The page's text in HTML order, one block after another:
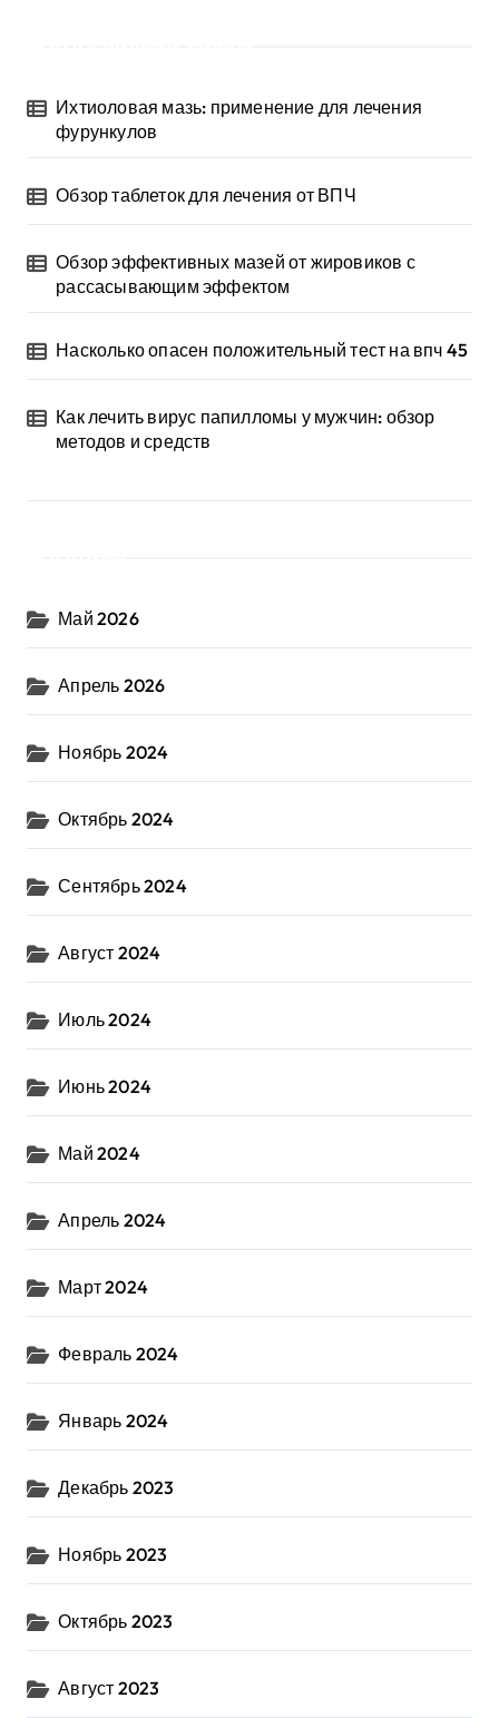
Ихтиоловая мазь: применение для лечения
фурункулов
Обзор таблеток для лечения от ВПЧ
Обзор эффективных мазей от жировиков с
рассасывающим эффектом
Насколько опасен положительный тест на впч 45
Как лечить вирус папилломы у мужчин: обзор
методов и средств
Май 2026
Апрель 2026
Ноябрь 2024
Октябрь 2024
Сентябрь 2024
Август 2024
Июль 2024
Июнь 2024
Май 2024
Апрель 2024
Март 2024
Февраль 2024
Январь 2024
Декабрь 2023
Ноябрь 2023
Октябрь 2023
Август 2023